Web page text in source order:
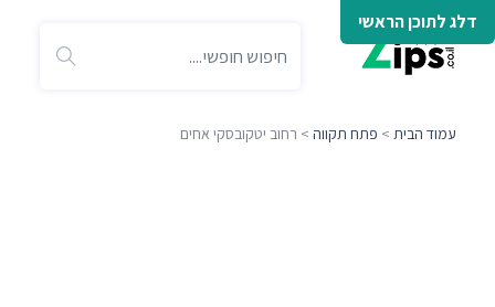
דלג לתוכן הראשי
עמוד הבית > פתח תקווה > רחוב יטקובסקי אחים